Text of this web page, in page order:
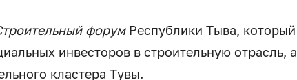
форумРеспублики Тыва, который
инвесторов в строительную отрасль, а
кластера Тувы.